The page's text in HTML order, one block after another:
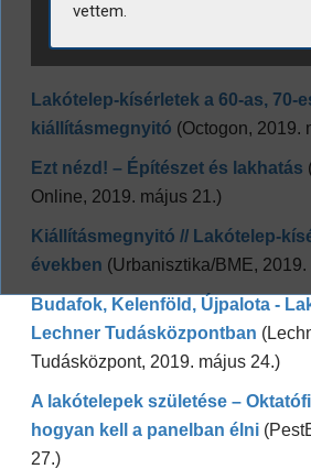
Lakótelep-kísérletek a 60-as, 70-
kiállításmegnyitó (Octogon, 2019.
Ezt nézd! – Építészet és lakhatás
Online, 2019. május 21.)
Kiállításmegnyitó // Lakótelep-
években (Urbanisztika/BME, 2019.
Budafok, Kelenföld, Újpalota -
Lechner Tudásközpontban
Tudásközpont, 2019. május 24.)
A lakótelepek születése –
hogyan kell a panelban élni
27.)
vettem.